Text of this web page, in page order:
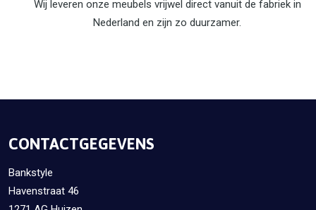
Wij leveren onze meubels vrijwel direct vanuit de fabriek in
Nederland en zijn zo duurzamer.
CONTACTGEGEVENS
Bankstyle
Havenstraat 46